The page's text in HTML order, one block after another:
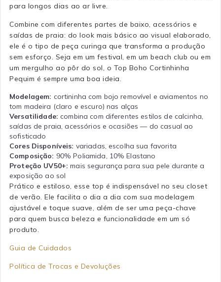
para longos dias ao ar livre.
Combine com diferentes partes de baixo, acessórios e
saídas de praia: do look mais básico ao visual elaborado,
ele é o tipo de peça curinga que transforma a produção
sem esforço. Seja em um festival, em um beach club ou em
um mergulho ao pôr do sol, o Top Boho Cortinhinha
Pequim é sempre uma boa ideia.
Modelagem: cortininha com bojo removível e aviamentos no
tom madeira (claro e escuro) nas alças
Versatilidade: combina com diferentes estilos de calcinha,
saídas de praia, acessórios e ocasiões — do casual ao
sofisticado
Cores Disponíveis: variadas, escolha sua favorita
Composição: 90% Poliamida, 10% Elastano
Proteção UV50+: mais segurança para sua pele durante a
exposição ao sol
Prático e estiloso, esse top é indispensável no seu closet
de verão. Ele facilita o dia a dia com sua modelagem
ajustável e toque suave, além de ser uma peça-chave
para quem busca beleza e funcionalidade em um só
produto.
Guia de Cuidados
Política de Trocas e Devoluções